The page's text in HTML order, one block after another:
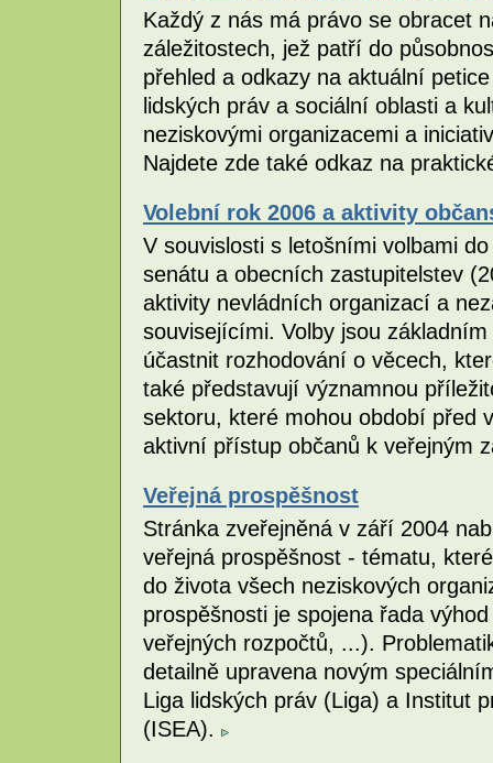
Každý z nás má právo se obracet
záležitostech, jež patří do
přehled a odkazy na aktuální
lidských práv a sociální oblasti a
neziskovými organizacemi a
Najdete zde také odkaz na
Volební rok 2006 a aktivity
V souvislosti s letošními volbami
senátu a obecních zastupitelstev
aktivity nevládních organizací a
souvisejícími. Volby jsou
účastnit rozhodování o věcech,
také představují významnou
sektoru, které mohou období před
aktivní přístup občanů k veřejným
Veřejná prospěšnost
Stránka zveřejněná v září 2004
veřejná prospěšnost - tématu,
do života všech neziskových
prospěšnosti je spojena řada
veřejných rozpočtů, ...).
detailně upravena novým
Liga lidských práv (Liga) a Institut
(ISEA).